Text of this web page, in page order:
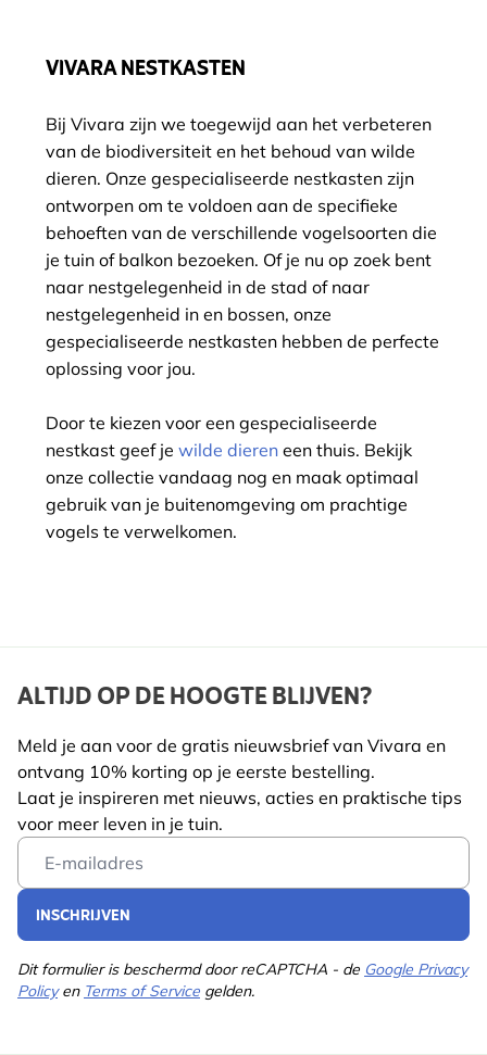
VIVARA NESTKASTEN
Bij Vivara zijn we toegewijd aan het verbeteren
van de biodiversiteit en het behoud van wilde
dieren. Onze gespecialiseerde nestkasten zijn
ontworpen om te voldoen aan de specifieke
behoeften van de verschillende vogelsoorten die
je tuin of balkon bezoeken. Of je nu op zoek bent
naar nestgelegenheid in de stad of naar
nestgelegenheid in en bossen, onze
gespecialiseerde nestkasten hebben de perfecte
oplossing voor jou.
Door te kiezen voor een gespecialiseerde
nestkast geef je wilde dieren een thuis. Bekijk
onze collectie vandaag nog en maak optimaal
gebruik van je buitenomgeving om prachtige
vogels te verwelkomen.
ALTIJD OP DE HOOGTE BLIJVEN?
Meld je aan voor de gratis nieuwsbrief van Vivara en
ontvang 10% korting op je eerste bestelling.
Laat je inspireren met nieuws, acties en praktische tips
voor meer leven in je tuin.
Email Address
INSCHRIJVEN
Dit formulier is beschermd door reCAPTCHA - de Google Privacy
Policyen Terms of Service gelden.